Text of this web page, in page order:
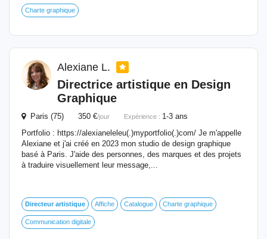
Charte graphique
Alexiane L.
Directrice artistique en Design
Graphique
Paris (75) 350 €/jour Expérience : 1-3 ans
Portfolio : https://alexianeleleu(.)myportfolio(.)com/ Je m'appelle
Alexiane et j'ai créé en 2023 mon studio de design graphique
basé à Paris. J'aide des personnes, des marques et des projets
à traduire visuellement leur message,...
Directeur artistique Affiche Catalogue Charte graphique
Communication digitale